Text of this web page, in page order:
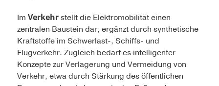
Im Verkehrstellt die Elektromobilität einen
zentralen Baustein dar, ergänzt durch synthetische
Kraftstoffe im Schwerlast-, Schiffs- und
Flugverkehr. Zugleich bedarf es intelligenter
Konzepte zur Verlagerung und Vermeidung von
Verkehr, etwa durch Stärkung des öffentlichen